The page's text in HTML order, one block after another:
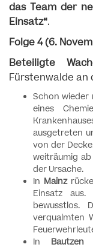
das Team der
Einsatz“.
Folge 4 (6.
Beteiligte
Fürstenwalde an
Schon wieder
eines
ausgetreten
von der
weiträumig
der Ursache.
In Mainz
Einsatz
bewusstlos.
verqualmten
In Bautzen